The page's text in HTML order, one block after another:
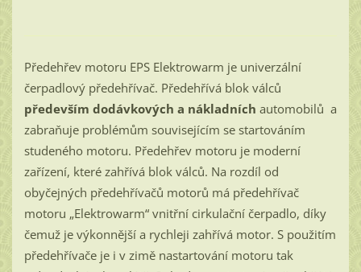
Předehřev motoru EPS Elektrowarm je univerzální
čerpadlový předehřívač. Předehřívá blok válců
především dodávkových a nákladních automobilů a
zabraňuje problémům souvisejícím se startováním
studeného motoru. Předehřev motoru je moderní
zařízení, které zahřívá blok válců. Na rozdíl od
obyčejných předehřívačů motorů má předehřívač
motoru „Elektrowarm“ vnitřní cirkulační čerpadlo, díky
čemuž je výkonnější a rychleji zahřívá motor. S použitím
předehřívače je i v zimě nastartování motoru tak